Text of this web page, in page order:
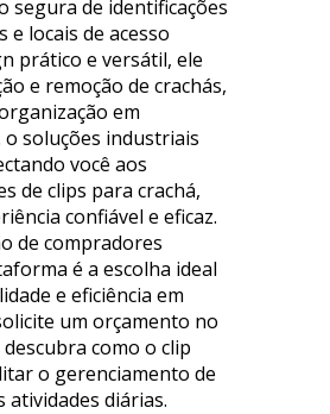
segura de identificações
e locais de acesso
prático e versátil, ele
e remoção de crachás,
em
soluções industriais
você aos
de clips para crachá,
confiável e eficaz.
de compradores
é a escolha ideal
e eficiência em
um orçamento no
como o clip
o gerenciamento de
atividades diárias.